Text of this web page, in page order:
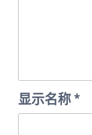
显示名称*